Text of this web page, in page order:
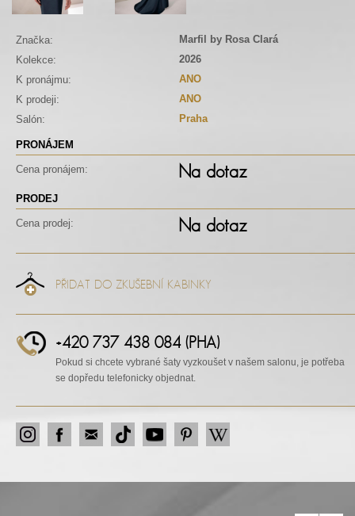
Značka:
Marfil by Rosa Clará
Kolekce:
2026
K pronájmu:
ANO
K prodeji:
ANO
Salón:
Praha
PRONÁJEM
Cena pronájem: Na dotaz
PRODEJ
Cena prodej: Na dotaz
PŘIDAT DO ZKUŠEBNÍ KABINKY
+420 737 438 084 (PHA)
Pokud si chcete vybrané šaty vyzkoušet v našem salonu, je potřeba
se dopředu telefonicky objednat.